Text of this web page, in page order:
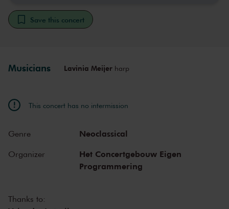
Save this concert
Musicians Lavinia Meijerharp
This concert has no intermission
Genre Neoclassical
Organizer
Het Concertgebouw Eigen
Programmering
Thanks to: